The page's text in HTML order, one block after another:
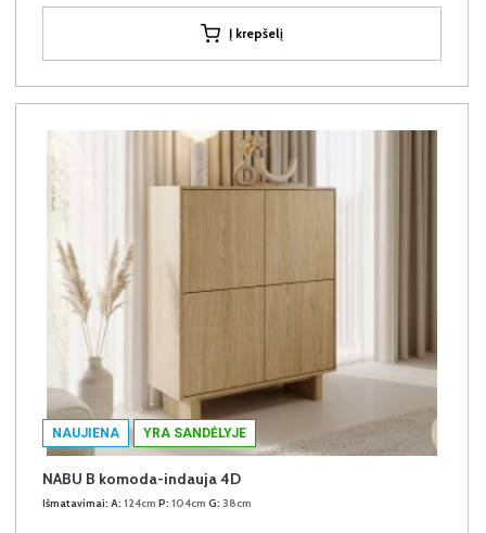
Į krepšelį
NAUJIENA YRA SANDĖLYJE
NABU B komoda-indauja 4D
Išmatavimai: A: 124cm P: 104cm G: 38cm